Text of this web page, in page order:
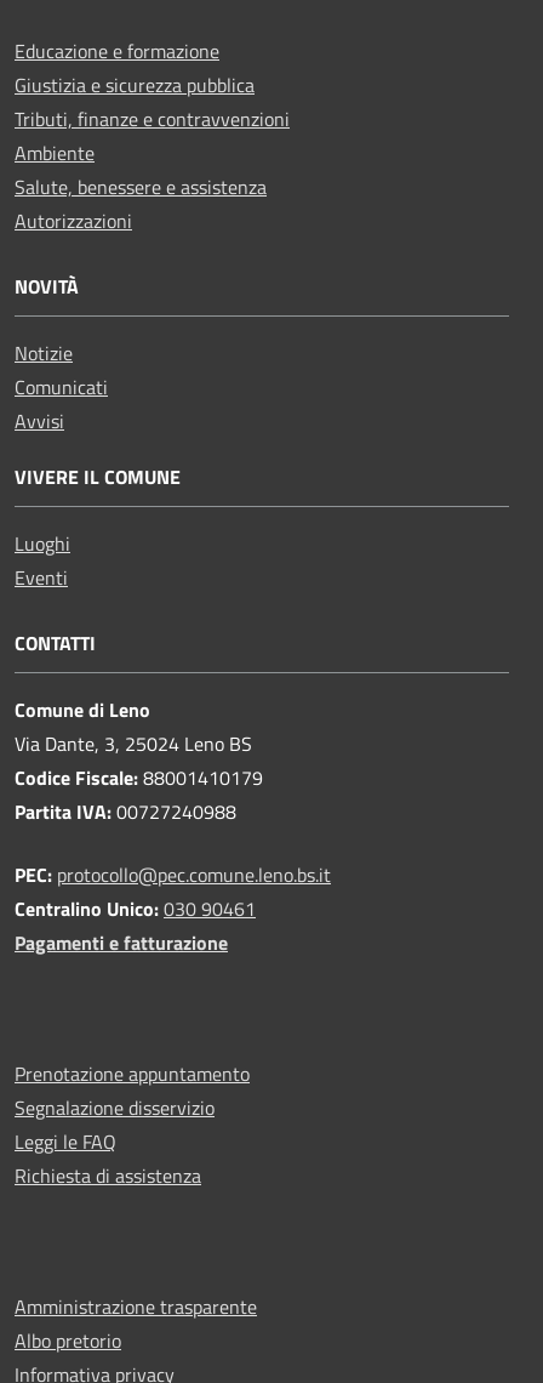
Educazione e formazione
Giustizia e sicurezza pubblica
Tributi, finanze e contravvenzioni
Ambiente
Salute, benessere e assistenza
Autorizzazioni
NOVITÀ
Notizie
Comunicati
Avvisi
VIVERE IL COMUNE
Luoghi
Eventi
CONTATTI
Comune di Leno
Via Dante, 3, 25024 Leno BS
Codice Fiscale:88001410179
Partita IVA:00727240988
PEC: protocollo@pec.comune.leno.bs.it
Centralino Unico:030 90461
Pagamenti e fatturazione
Prenotazione appuntamento
Segnalazione disservizio
Leggi le FAQ
Richiesta di assistenza
Amministrazione trasparente
Albo pretorio
Informativa privacy